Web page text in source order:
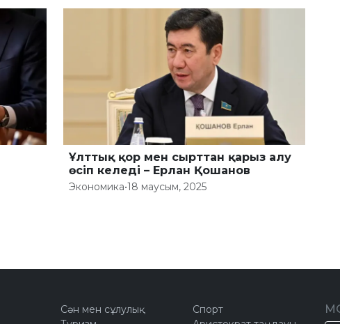
Ұлттық қор мен сырттан қарыз алу
өсіп келеді – Ерлан Қошанов
Экономика•18 маусым, 2025
Сән мен сұлулық
Спорт